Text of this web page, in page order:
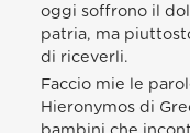
oggi soffrono il
patria, ma
di riceverli.
Faccio mie le
Hieronymos di